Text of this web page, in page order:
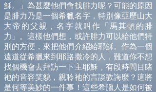
穌。」為甚麼他們會找腓力呢？可能的原因
是腓力乃是一個希臘名字，特別像亞歷山大
大帝的父親，名字就叫作「馬其頓的腓
力」。這樣他們想，或許腓力可以給他們特
別的方便，來把他們介紹給耶穌。作為一個
遠道從希臘來到耶路撒冷的人，難道你不想
找個機會去拜訪一下主耶穌，有段時間目睹
祂的音容笑貌，親聆祂的言談教誨麼？這將
是何等美妙的一件事！這些希臘人是如何被